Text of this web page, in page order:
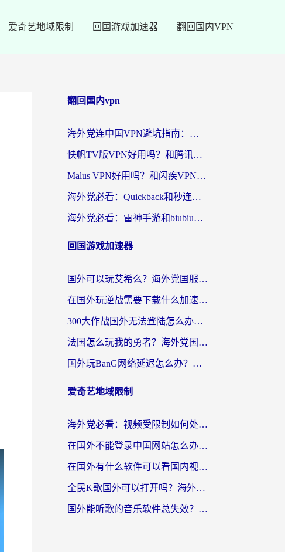
爱奇艺地域限制 回国游戏加速器 翻回国内VPN
翻回国内vpn
海外党连中国VPN避坑指南：如何选到真正能无缝刷国内资源的加速器？
快帆TV版VPN好用吗？和腾讯VPN对比哪个回国效果更好？海外党必看的真实体验指南
Malus VPN好用吗？和闪疾VPN对比哪个回国效果更好？海外华人的实用避坑指南
海外党必看：Quickback和秒连好用吗？3步选对回国加速器，无缝刷国内资源
海外党必看：雷神手游和biubiu好用吗？3招选对回国加速器无缝刷国内资源
回国游戏加速器
国外可以玩艾希么？海外党国服游戏畅玩终极指南（附加速器选择秘籍）
在国外玩逆战需要下载什么加速器呢？海外党亲测有效的国服游戏加速指南
300大作战国外无法登陆怎么办？海外玩家亲测有效的解决指南
法国怎么玩我的勇者？海外党国服游戏不卡攻略，附3款热门游戏加速实测
国外玩BanG网络延迟怎么办？海外玩家亲测有效的国服游戏加速指南
爱奇艺地域限制
海外党必看：视频受限制如何处理？3步解决国内剧番“看不了”难题
在国外不能登录中国网站怎么办？3步选对回国加速器，无缝刷剧、办业务
在国外有什么软件可以看国内视频？留学生亲测的追剧救星来了
全民K歌国外可以打开吗？海外党听歌听书无限制的实用指南
国外能听歌的音乐软件总失效？这篇教你怎么在海外流畅听网易云